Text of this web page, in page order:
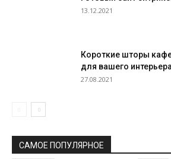
13.12.2021
Короткие шторы
для вашего интерьера
27.08.2021
САМОЕ ПОПУЛЯРНОЕ